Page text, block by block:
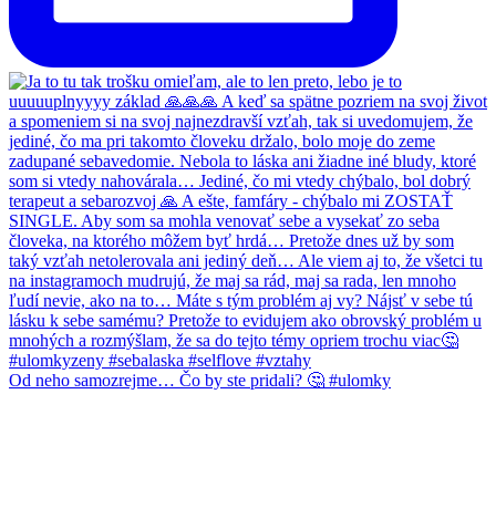
Od neho samozrejme… Čo by ste pridali? 🤔 #ulomky